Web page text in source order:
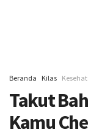
Beranda Kilas
Takut
Kamu